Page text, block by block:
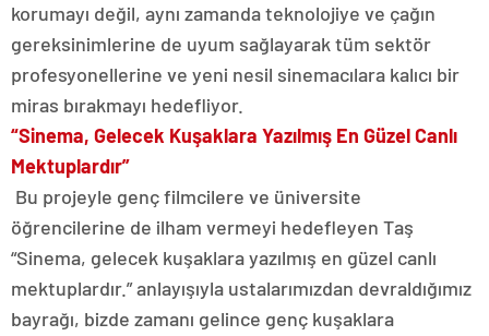
korumayı değil, aynı zamanda teknolojiye ve çağın
gereksinimlerine de uyum sağlayarak tüm sektör
profesyonellerine ve yeni nesil sinemacılara kalıcı bir
miras bırakmayı hedefliyor.
“Sinema, Gelecek Kuşaklara Yazılmış En Güzel Canlı
Mektuplardır”
Bu projeyle genç filmcilere ve üniversite
öğrencilerine de ilham vermeyi hedefleyen Taş
“Sinema, gelecek kuşaklara yazılmış en güzel canlı
mektuplardır.” anlayışıyla ustalarımızdan devraldığımız
bayrağı, bizde zamanı gelince genç kuşaklara